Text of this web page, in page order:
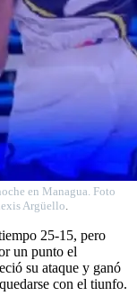
en Managua. Foto
Argüello
25-15, pero
un punto el
su ataque y ganó
con el tiunfo.